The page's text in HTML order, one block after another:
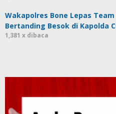
Wakapolres Bone Lepas Team
Bertanding Besok di Kapolda
1,381 x dibaca